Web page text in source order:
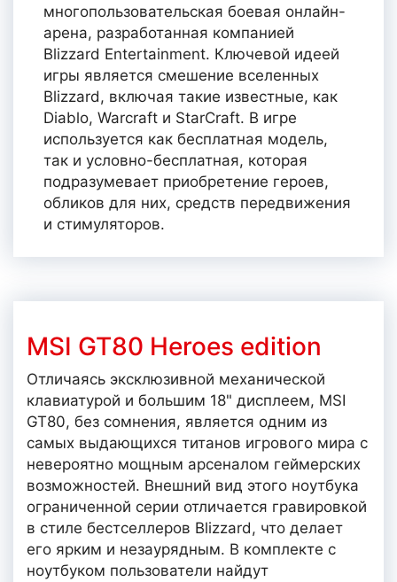
многопользовательская боевая онлайн-
арена, разработанная компанией
Blizzard Entertainment. Ключевой идеей
игры является смешение вселенных
Blizzard, включая такие известные, как
Diablo, Warcraft и StarCraft. В игре
используется как бесплатная модель,
так и условно-бесплатная, которая
подразумевает приобретение героев,
обликов для них, средств передвижения
и стимуляторов.
MSI GT80 Heroes edition
Отличаясь эксклюзивной механической
клавиатурой и большим 18" дисплеем, MSI
GT80, без сомнения, является одним из
самых выдающихся титанов игрового мира с
невероятно мощным арсеналом геймерских
возможностей. Внешний вид этого ноутбука
ограниченной серии отличается гравировкой
в стиле бестселлеров Blizzard, что делает
его ярким и незаурядным. В комплекте с
ноутбуком пользователи найдут